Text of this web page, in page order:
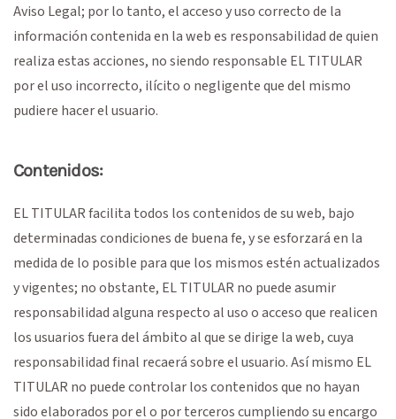
Aviso Legal; por lo tanto, el acceso y uso correcto de la
información contenida en la web es responsabilidad de quien
realiza estas acciones, no siendo responsable EL TITULAR
por el uso incorrecto, ilícito o negligente que del mismo
pudiere hacer el usuario.
Contenidos:
EL TITULAR facilita todos los contenidos de su web, bajo
determinadas condiciones de buena fe, y se esforzará en la
medida de lo posible para que los mismos estén actualizados
y vigentes; no obstante, EL TITULAR no puede asumir
responsabilidad alguna respecto al uso o acceso que realicen
los usuarios fuera del ámbito al que se dirige la web, cuya
responsabilidad final recaerá sobre el usuario. Así mismo EL
TITULAR no puede controlar los contenidos que no hayan
sido elaborados por el o por terceros cumpliendo su encargo